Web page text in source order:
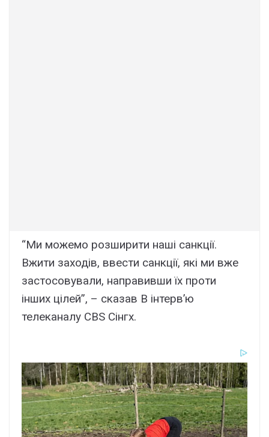
“Ми можемо розширити наші санкції.
Вжити заходів, ввести санкції, які ми вже
застосовували, направивши їх проти
інших цілей”, – сказав В інтерв’ю
телеканалу CBS Сінгх.